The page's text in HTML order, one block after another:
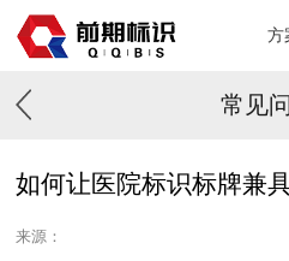
方
常见
如何让医院标识标牌兼
来源：